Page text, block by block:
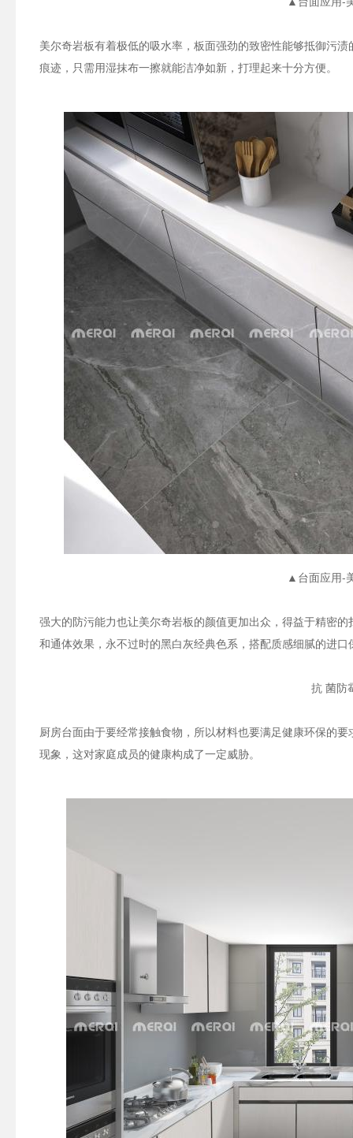
美尔奇岩板有着极低的吸水率，板面强劲的致密性能够抵御污
痕迹，只需用湿抹布一擦就能洁净如新，打理起来十分方便。
▲台面应用-
强大的防污能力也让美尔奇岩板的颜值更加出众，得益于精密
和通体效果，永不过时的黑白灰经典色系，搭配质感细腻的进
抗 菌防
厨房台面由于要经常接触食物，所以材料也要满足健康环保的
现象，这对家庭成员的健康构成了一定威胁。